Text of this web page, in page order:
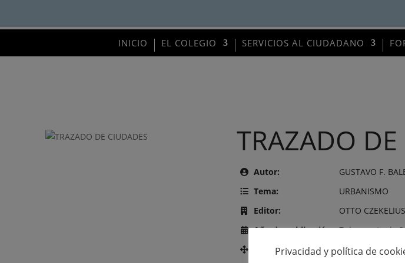
INICIO EL COLEGIO SERVICIOS AL CIUDADANO
TRAZADO
Autor:
GUSTAVO F.
Tema:
URBANISMO
Editor:
OTTO CZEKELIUS
Año de publicación: 7 de agosto de
Número:
2005
Privacidad y política de